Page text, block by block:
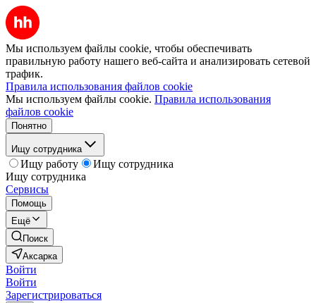
Мы используем файлы cookie, чтобы обеспечивать
правильную работу нашего веб-сайта и анализировать сетевой
трафик.
Правила использования файлов cookie
Мы используем файлы cookie. Правила использования
файлов cookie
Понятно
Ищу сотрудника
Ищу работу
Ищу сотрудника
Ищу сотрудника
Сервисы
Помощь
Ещё
Поиск
Аксарка
Войти
Войти
Зарегистрироваться